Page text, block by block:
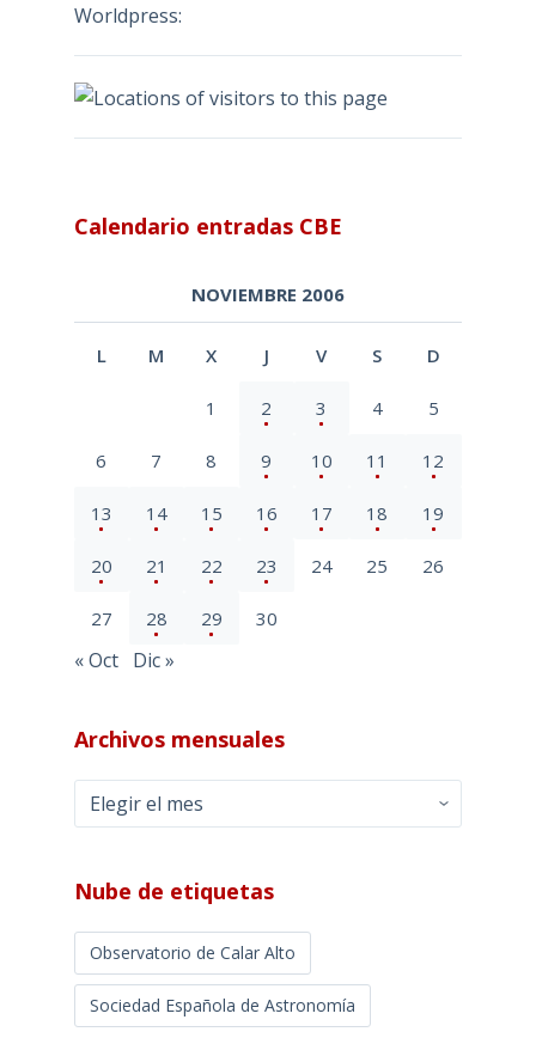
Worldpress:
Calendario entradas CBE
NOVIEMBRE 2006
L M X J V S D
1 2 3 4 5
6 7 8 9 10 11 12
13 14 15 16 17 18 19
20 21 22 23 24 25 26
27 28 29 30
« Oct Dic »
Archivos mensuales
Archivos
mensuales
Nube de etiquetas
Observatorio de Calar Alto
Sociedad Española de Astronomía